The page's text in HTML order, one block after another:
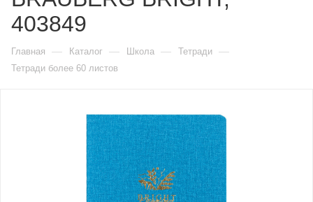
403849
Главная — Каталог — Школа — Тетради —
Тетради более 60 листов